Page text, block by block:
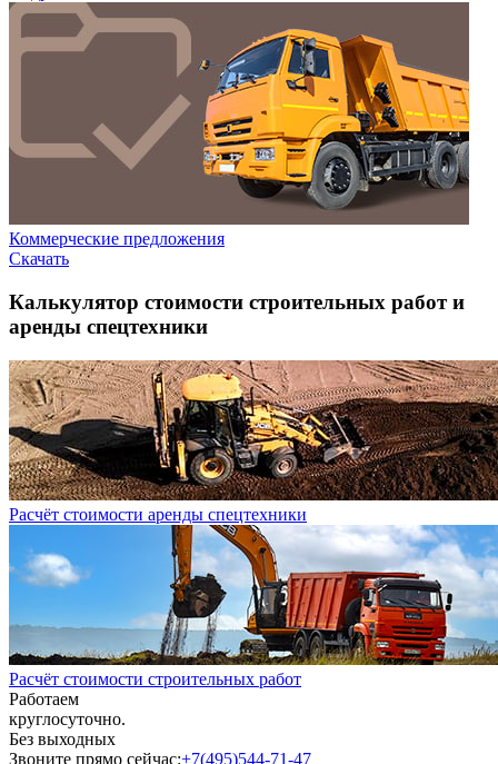
Коммерческие предложения
Скачать
Калькулятор стоимости строительных работ и
аренды спецтехники
Расчёт стоимости аренды спецтехники
Расчёт стоимости строительных работ
Работаем
круглосуточно.
Без выходных
Звоните прямо сейчас:+7(495)544-71-47